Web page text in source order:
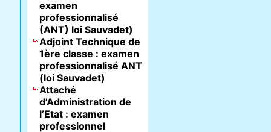
examen
professionnalisé
(ANT) loi Sauvadet)
Adjoint Technique de
1ère classe : examen
professionnalisé ANT
(loi Sauvadet)
Attaché
d’Administration de
l’Etat : examen
professionnel